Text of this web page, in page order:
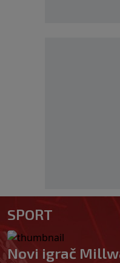
SPORT
Novi igrač